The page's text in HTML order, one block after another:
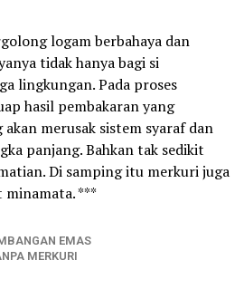
logam berbahaya dan
tidak hanya bagi si
lingkungan. Pada proses
hasil pembakaran yang
merusak sistem syaraf dan
panjang. Bahkan tak sedikit
Di samping itu merkuri juga
***
EMAS
MERKURI